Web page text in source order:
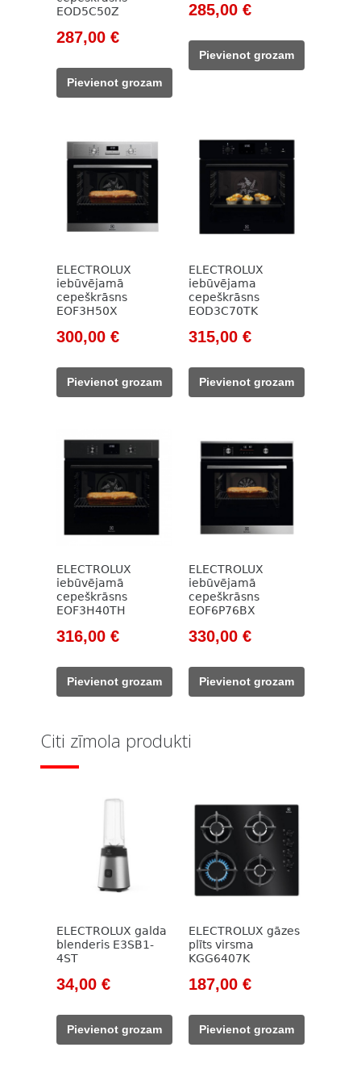
EOD5C50Z
Original
was:
414,00 €.
287,00 €Current
287,00 €.
Pievienot grozam
Original
was:
785,00 €.
285,00 €Current
285,00 €.
Pievienot grozam
ELECTROLUX
iebūvējamā
cepeškrāsns
EOF3H50X
Original
was:
439,00 €.
300,00 €Current
300,00 €.
Pievienot grozam
ELECTROLUX
iebūvējama
cepeškrāsns
EOD3C70TK
Original
was:
515,00 €.
315,00 €Current
315,00 €.
Pievienot grozam
ELECTROLUX
iebūvējamā
cepeškrāsns
EOF3H40TH
Original
was:
432,00 €.
316,00 €Current
316,00 €.
Pievienot grozam
ELECTROLUX
iebūvējamā
cepeškrāsns
EOF6P76BX
Original
was:
502,00 €.
330,00 €Current
330,00 €.
Pievienot grozam
Citi zīmola produkti
ELECTROLUX galda
blenderis E3SB1-
4ST
Original
was:
63,00 €.
34,00 €Current
Pievienot grozam
ELECTROLUX gāzes
plīts virsma
KGG6407K
Original
was:
266,00 €.
187,00 €Current
187,00 €.
Pievienot grozam